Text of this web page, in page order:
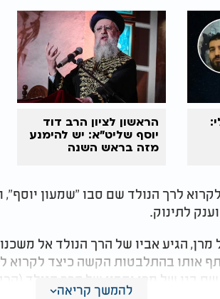
הראשון לציון הרב דוד
יוסף שליט"א: יש להימנע
מזה בראש השנה
לרך הנולד שם סבו "שמעון יוסף",
לתינוק.
מרן, הגיע אביו של הרך הנולד אל
אותו בהתלבטות הקשה כיצד לקרוא
בנו של מרן וסביו של הרך הנולד
להמשך קריאה